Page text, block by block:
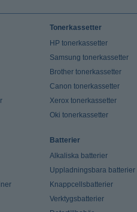
Tonerkassetter
HP tonerkassetter
Samsung tonerkassetter
Brother tonerkassetter
Canon tonerkassetter
Xerox tonerkassetter
Oki tonerkassetter
Batterier
Alkaliska batterier
Uppladningsbara batterier
Knappcellsbatterier
Verktygsbatterier